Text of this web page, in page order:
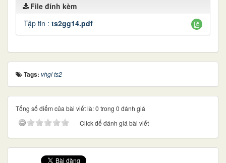
File đính kèm
Tập tin : ts2gg14.pdf
Tags: vhgl ts2
Tổng số điểm của bài viết là: 0 trong 0 đánh giá
Click để đánh giá bài viết